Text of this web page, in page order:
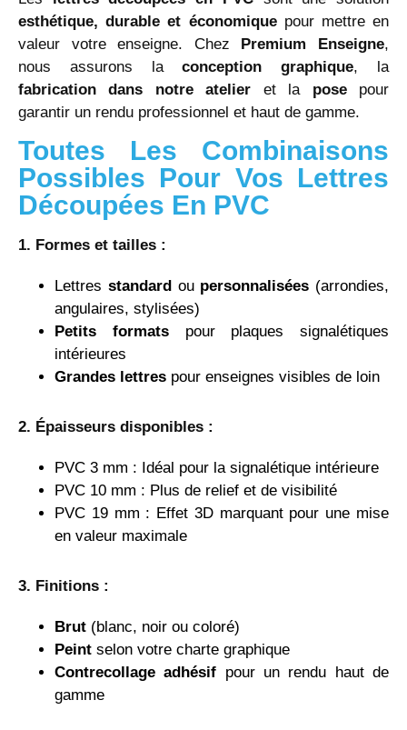
esthétique, durable et économiquepour mettre en
valeur votre enseigne. Chez
Premium Enseigne,
nous assurons laconception graphique, la
fabrication dans notre atelier et la posepour
garantir un rendu professionnel et haut de gamme.
Toutes Les Combinaisons
Possibles Pour Vos Lettres
Découpées En PVC
1. Formes et tailles :
Lettres standardou personnalisées (arrondies,
angulaires, stylisées)
Petits formatspour plaques signalétiques
intérieures
Grandes lettres pour enseignes visibles de loin
2. Épaisseurs disponibles :
PVC 3 mm : Idéal pour la signalétique intérieure
PVC 10 mm : Plus de relief et de visibilité
PVC 19 mm : Effet 3D marquant pour une mise
en valeur maximale
3. Finitions :
Brut (blanc, noir ou coloré)
Peint selon votre charte graphique
Contrecollage adhésif pour un rendu haut de
gamme